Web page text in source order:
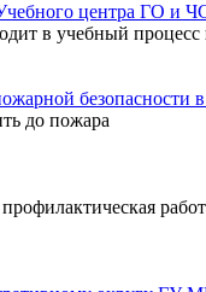
центра ГО и
в учебный
безопасности
до пожара